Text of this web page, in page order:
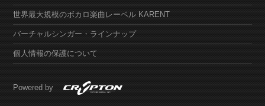
世界最大規模のボカロ楽曲レーベル KARENT
バーチャルシンガー・ラインナップ
個人情報の保護について
Powered by